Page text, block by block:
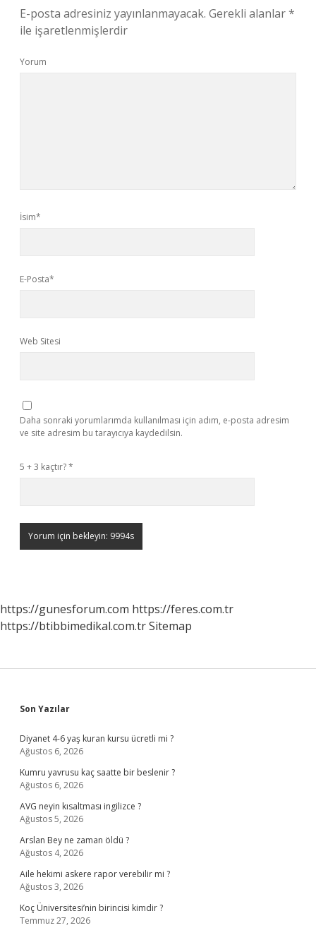
E-posta adresiniz yayınlanmayacak. Gerekli alanlar*
ile işaretlenmişlerdir
Yorum
İsim*
E-Posta*
Web Sitesi
Daha sonraki yorumlarımda kullanılması için adım, e-posta adresim
ve site adresim bu tarayıcıya kaydedilsin.
5 + 3 kaçtır?*
https://gunesforum.com https://feres.com.tr
https://btibbimedikal.com.trSitemap
Sidebar
Son Yazılar
Diyanet 4-6 yaş kuran kursu ücretli mi ?
Ağustos 6, 2026
Kumru yavrusu kaç saatte bir beslenir ?
Ağustos 6, 2026
AVG neyin kısaltması ingilizce ?
Ağustos 5, 2026
Arslan Bey ne zaman öldü ?
Ağustos 4, 2026
Aile hekimi askere rapor verebilir mi ?
Ağustos 3, 2026
Koç Üniversitesi’nin birincisi kimdir ?
Temmuz 27, 2026